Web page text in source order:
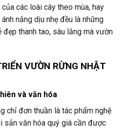
các loài cây theo mùa, hay
nắng dịu nhẹ đều là những
đẹp thanh tao, sâu lắng mà vườn
VƯỜN RỪNG NHẬT
và văn hóa
chỉ đơn thuần là tác phẩm nghệ
sản văn hóa quý giá cần được